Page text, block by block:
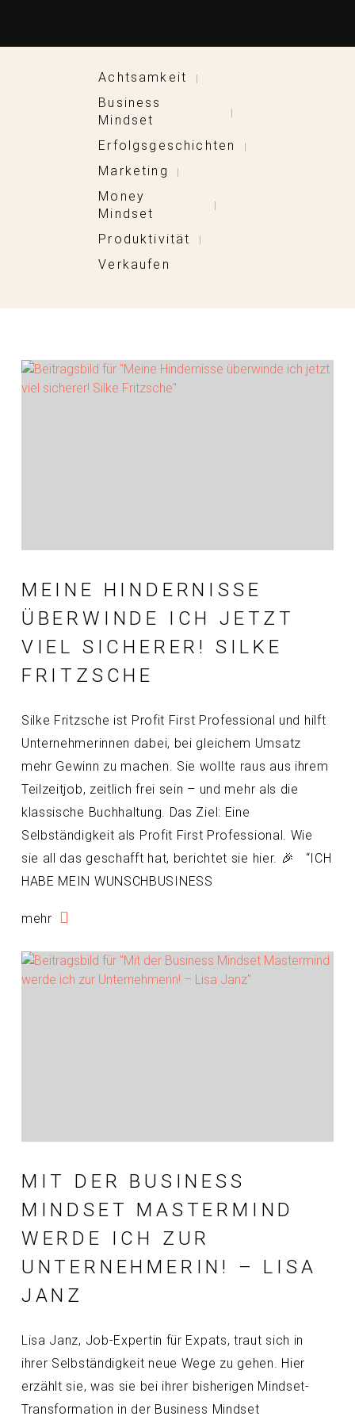
Achtsamkeit |
Business
Mindset
|
Erfolgsgeschichten |
Marketing |
Money
Mindset
|
Produktivität |
Verkaufen
MEINE HINDERNISSE
ÜBERWINDE ICH JETZT
VIEL SICHERER! SILKE
FRITZSCHE
Silke Fritzsche ist Profit First Professional und hilft
Unternehmerinnen dabei, bei gleichem Umsatz
mehr Gewinn zu machen. Sie wollte raus aus ihrem
Teilzeitjob, zeitlich frei sein – und mehr als die
klassische Buchhaltung. Das Ziel: Eine
Selbständigkeit als Profit First Professional. Wie
sie all das geschafft hat, berichtet sie hier. 🎉 “ICH
HABE MEIN WUNSCHBUSINESS
mehr
MIT DER BUSINESS
MINDSET MASTERMIND
WERDE ICH ZUR
UNTERNEHMERIN! – LISA
JANZ
Lisa Janz, Job-Expertin für Expats, traut sich in
ihrer Selbständigkeit neue Wege zu gehen. Hier
erzählt sie, was sie bei ihrer bisherigen Mindset-
Transformation in der Business Mindset